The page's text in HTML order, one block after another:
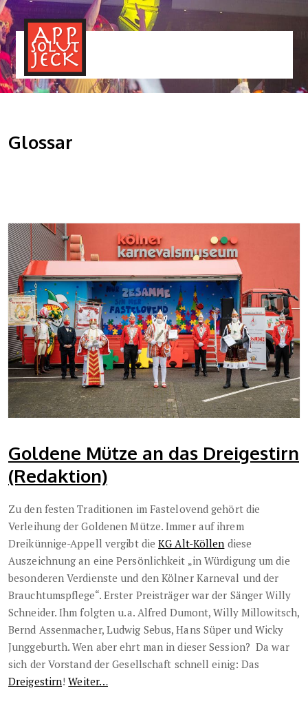
Glossar
Goldene Mütze an das Dreigestirn
(Redaktion)
Zu den festen Traditionen im Fastelovend gehört die
Verleihung der Goldenen Mütze. Immer auf ihrem
Dreikünnige-Appell vergibt dieKG Alt-Köllen diese
Auszeichnung an eine Persönlichkeit „in Würdigung um die
besonderen Verdienste und den Kölner Karneval und der
Brauchtumspflege“. Erster Preisträger war der Sänger Willy
Schneider. Ihm folgten u.a. Alfred Dumont, Willy Millowitsch,
Bernd Assenmacher, Ludwig Sebus, Hans Süper und Wicky
Junggeburth. Wen aber ehrt man in dieser Session? Da war
sich der Vorstand der Gesellschaft schnell einig: Das
Dreigestirn!Weiter…